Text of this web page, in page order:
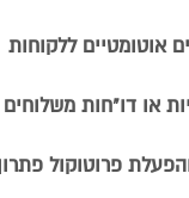
אוטומטיים ללקוחות
או דו"חות משלוחים
פרוטוקול